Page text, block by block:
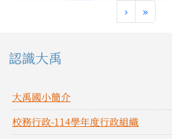
›下一頁
»最後頁
左邊區域內容
認識大禹
大禹國小簡介
校務行政-114學年度行政組織